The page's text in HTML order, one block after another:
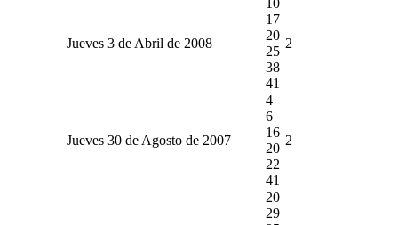
Jueves 3 de Abril de 2008
17
20
25
38
41
2
Jueves 30 de Agosto de 2007
4
6
16
20
22
41
2
20
29